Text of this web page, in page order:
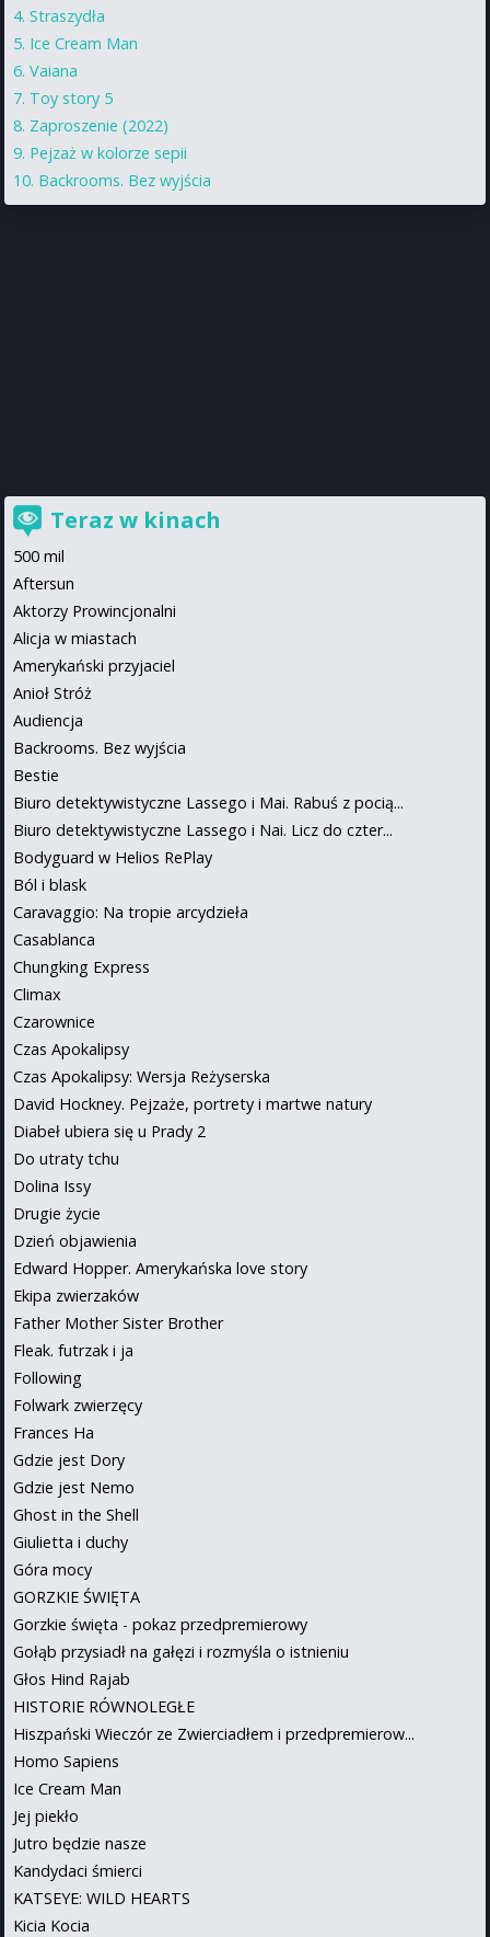
Straszydła
Ice Cream Man
Vaiana
Toy story 5
Zaproszenie (2022)
Pejzaż w kolorze sepii
Backrooms. Bez wyjścia
Teraz w kinach
500 mil
Aftersun
Aktorzy Prowincjonalni
Alicja w miastach
Amerykański przyjaciel
Anioł Stróż
Audiencja
Backrooms. Bez wyjścia
Bestie
Biuro detektywistyczne Lassego i Mai. Rabuś z pocią...
Biuro detektywistyczne Lassego i Nai. Licz do czter...
Bodyguard w Helios RePlay
Ból i blask
Caravaggio: Na tropie arcydzieła
Casablanca
Chungking Express
Climax
Czarownice
Czas Apokalipsy
Czas Apokalipsy: Wersja Reżyserska
David Hockney. Pejzaże, portrety i martwe natury
Diabeł ubiera się u Prady 2
Do utraty tchu
Dolina Issy
Drugie życie
Dzień objawienia
Edward Hopper. Amerykańska love story
Ekipa zwierzaków
Father Mother Sister Brother
Fleak. futrzak i ja
Following
Folwark zwierzęcy
Frances Ha
Gdzie jest Dory
Gdzie jest Nemo
Ghost in the Shell
Giulietta i duchy
Góra mocy
GORZKIE ŚWIĘTA
Gorzkie święta - pokaz przedpremierowy
Gołąb przysiadł na gałęzi i rozmyśla o istnieniu
Głos Hind Rajab
HISTORIE RÓWNOLEGŁE
Hiszpański Wieczór ze Zwierciadłem i przedpremierow...
Homo Sapiens
Ice Cream Man
Jej piekło
Jutro będzie nasze
Kandydaci śmierci
KATSEYE: WILD HEARTS
Kicia Kocia